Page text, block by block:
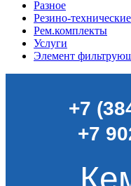
Разное
Резино-
Рем.комплекты
Услуги
Элемент
+7
+7